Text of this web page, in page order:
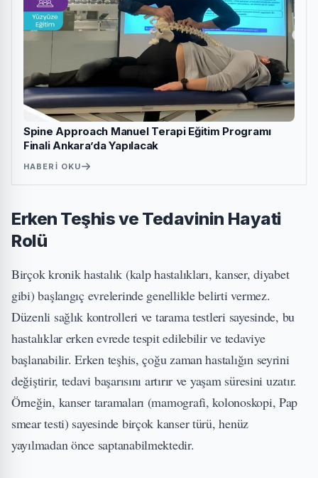
Spine Approach Manuel Terapi Eğitim Programı
Finali Ankara’da Yapılacak
HABERI OKU
Erken Teşhis ve Tedavinin Hayati
Rolü
Birçok kronik hastalık (kalp hastalıkları, kanser, diyabet
gibi) başlangıç evrelerinde genellikle belirti vermez.
Düzenli sağlık kontrolleri ve tarama testleri sayesinde, bu
hastalıklar erken evrede tespit edilebilir ve tedaviye
başlanabilir. Erken teşhis, çoğu zaman hastalığın seyrini
değiştirir, tedavi başarısını artırır ve yaşam süresini uzatır.
Örneğin, kanser taramaları (mamografi, kolonoskopi, Pap
smear testi) sayesinde birçok kanser türü, henüz
yayılmadan önce saptanabilmektedir.